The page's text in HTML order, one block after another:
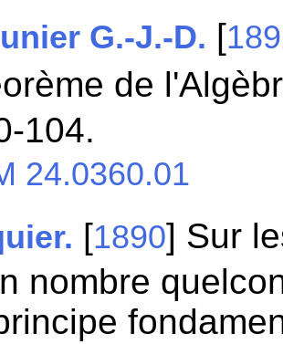
G.-J.-D. [
de
104.
24.0360.01
[1890] Sur
nombre